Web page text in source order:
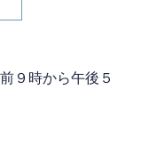
９時から午後５